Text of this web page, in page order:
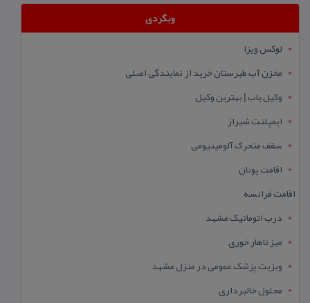
وبگردی
لوکس ویزا
مخزن آب طبرستان خرید از نمایندگی اصلی
وکیل یاب | بهترین وکیل
ایمپلنت شیراز
سقف متحرک آلومینیومی
اقامت یونان
اقامت فرانسه
درب اتوماتیک مشهد
میز ناهار خوری
ویزیت پزشک عمومی در منزل مشهد
محلول خالبرداری